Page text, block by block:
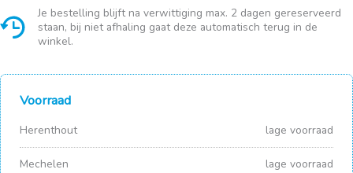
Je bestelling blijft na verwittiging max. 2 dagen gereserveerd
staan, bij niet afhaling gaat deze automatisch terug in de
winkel.
Voorraad
Herenthout lage voorraad
Mechelen lage voorraad